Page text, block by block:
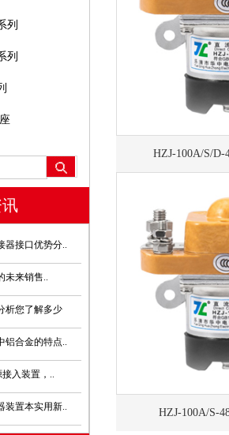
列
列
器接口优势分..
未来销售..
析您了解多少
铝合金的特点..
入装置，..
装置本实用新..
HZJ-100A/S/D-
HZJ-100A/S-